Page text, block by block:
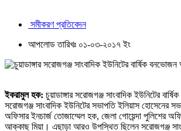
সমীকরণ প্রতিবেদন
আপলোড তারিখঃ ০১-০৩-২০১৭ ইং
ইকরামুল হক: চুয়াডাঙ্গার সরোজগঞ্জ সাংবাদিক ইউনিটের
সরোজগঞ্জ সাংবাদিক ইউনিটের সভাপতি ইলিয়াস হোসেনের
অফিসার ইনচার্জ তোজাম্মেল হক, জেলা গোয়েন্দা পুলিশের
আক্কাছ মিয়া। এছাড়া আরও উপস্থিত ছিলেন সরোজগঞ্জ